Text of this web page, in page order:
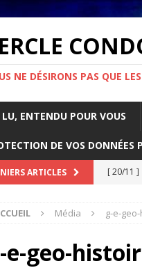
NE DÉSIRONS PAS QUE
ENTENDU POUR VOUS
DE VOS DONNÉES
ARTICLES [ 20/11 ]
rapport
[ 21/10 ]
Média g-e-
e-geo-